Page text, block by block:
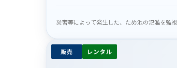
災害等によって発生した、ため池の氾濫を監視
販売 レンタル